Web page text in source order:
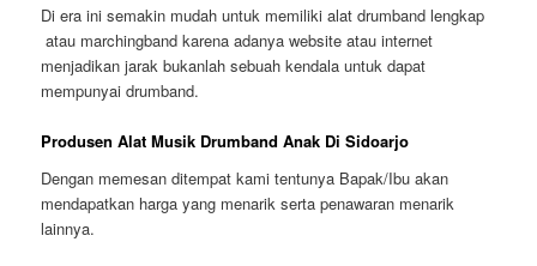
Di era ini semakin mudah untuk memiliki alat drumband lengkap
atau marchingband karena adanya website atau internet
menjadikan jarak bukanlah sebuah kendala untuk dapat
mempunyai drumband.
Produsen Alat Musik Drumband Anak Di Sidoarjo
Dengan memesan ditempat kami tentunya Bapak/Ibu akan
mendapatkan harga yang menarik serta penawaran menarik
lainnya.